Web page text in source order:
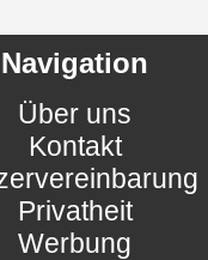
Navigation
Über uns
Kontakt
Privatheit
Werbung